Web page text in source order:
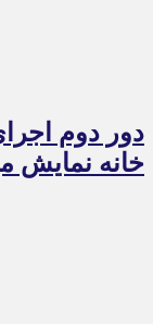
دور دوم
خانه نمایش